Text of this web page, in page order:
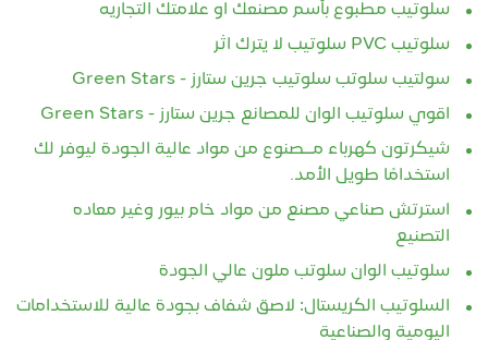
سلوتيب مطبوع بأسم مصنعك او علامتك التجاريه
سلوتيب PVC سلوتيب لا يترك اثر
سولتيب سلوتب سلوتيب جرين ستارز - Green Stars
اقوي سلوتيب الوان للمصانع جرين ستارز - Green Stars
شيكرتون كهرباء مــصنوع من مواد عالية الجودة ليوفر لك
استخدامًا طويل الأمد.
استرتش صناعي مصنع من مواد خام بيور وغير معاده
التصنيع
سلوتيب الوان سلوتب ملون عالي الجودة
السلوتيب الكريستال: لاصق شفاف بجودة عالية للاستخدامات
اليومية والصناعية